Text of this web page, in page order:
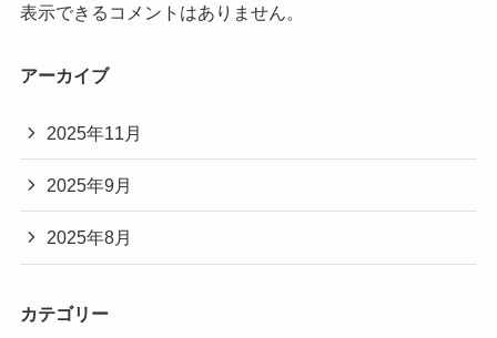
表示できるコメントはありません。
アーカイブ
2025年11月
2025年9月
2025年8月
カテゴリー